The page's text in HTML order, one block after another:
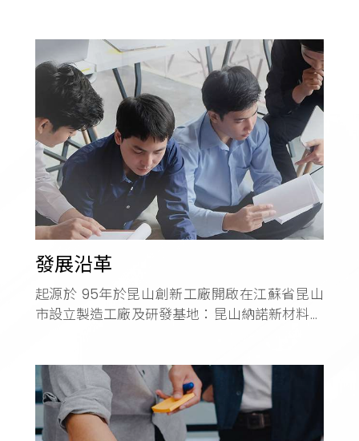
發展沿革
起源於 95年於昆山創新工廠開啟在江蘇省昆山
市設立製造工廠及研發基地：昆山納諾新材料科
發泡輪、海綿輪、藍寶石拋光液、金剛石研磨液
等研磨及拋光耗材。 3.為Apple等產品提供打磨
耗材並開發打磨製程。